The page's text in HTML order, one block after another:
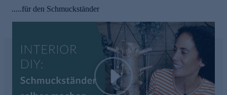
.....für den Schmuckständer
Play